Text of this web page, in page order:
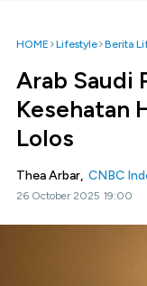
HOME Lifestyle Berita
Arab Saudi
Kesehatan
Lolos
Thea Arbar, CNBC
26 October 2025 19:00